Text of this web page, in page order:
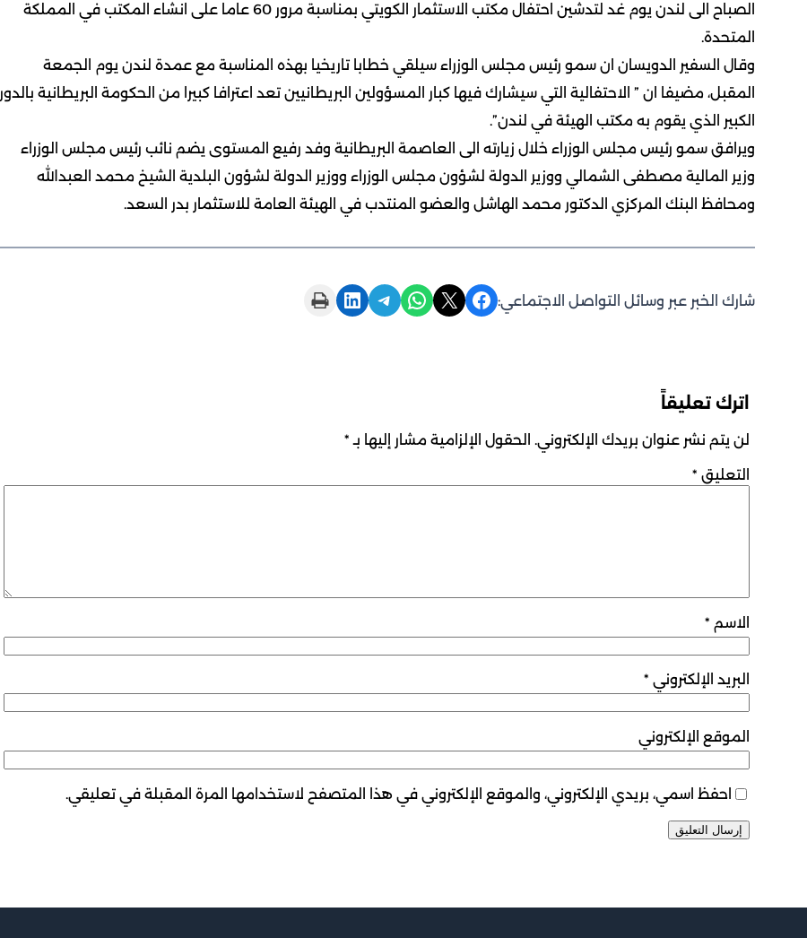
الصباح الى لندن يوم غد لتدشين احتفال مكتب الاستثمار الكويتي بمناسبة مرور 60 عاما على انشاء المكتب في المملكة
المتحدة.
وقال السفير الدويسان ان سمو رئيس مجلس الوزراء سيلقي خطابا تاريخيا بهذه المناسبة مع عمدة لندن يوم الجمعة
المقبل، مضيفا ان ” الاحتفالية التي سيشارك فيها كبار المسؤولين البريطانيين تعد اعترافا كبيرا من الحكومة البريطانية بالدور
الكبير الذي يقوم به مكتب الهيئة في لندن”.
ويرافق سمو رئيس مجلس الوزراء خلال زيارته الى العاصمة البريطانية وفد رفيع المستوى يضم نائب رئيس مجلس الوزراء
وزير المالية مصطفى الشمالي ووزير الدولة لشؤون مجلس الوزراء ووزير الدولة لشؤون البلدية الشيخ محمد العبدالله
ومحافظ البنك المركزي الدكتور محمد الهاشل والعضو المنتدب في الهيئة العامة للاستثمار بدر السعد.
شارك الخبر عبر وسائل التواصل الاجتماعي: Share on Facebook
Share on X
Share on WhatsApp
Share on Telegram
Share on LinkedIn
Print this Page
اترك تعليقاً
لن يتم نشر عنوان بريدك الإلكتروني. الحقول الإلزامية مشار إليها بـ *
التعليق *
الاسم *
البريد الإلكتروني *
الموقع الإلكتروني
احفظ اسمي، بريدي الإلكتروني، والموقع الإلكتروني في هذا المتصفح لاستخدامها المرة المقبلة في تعليقي.